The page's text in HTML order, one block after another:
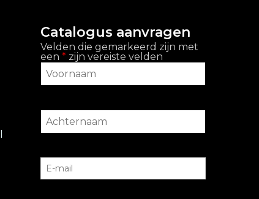
Catalogus aanvragen
Velden die gemarkeerd zijn met
een * zijn vereiste velden